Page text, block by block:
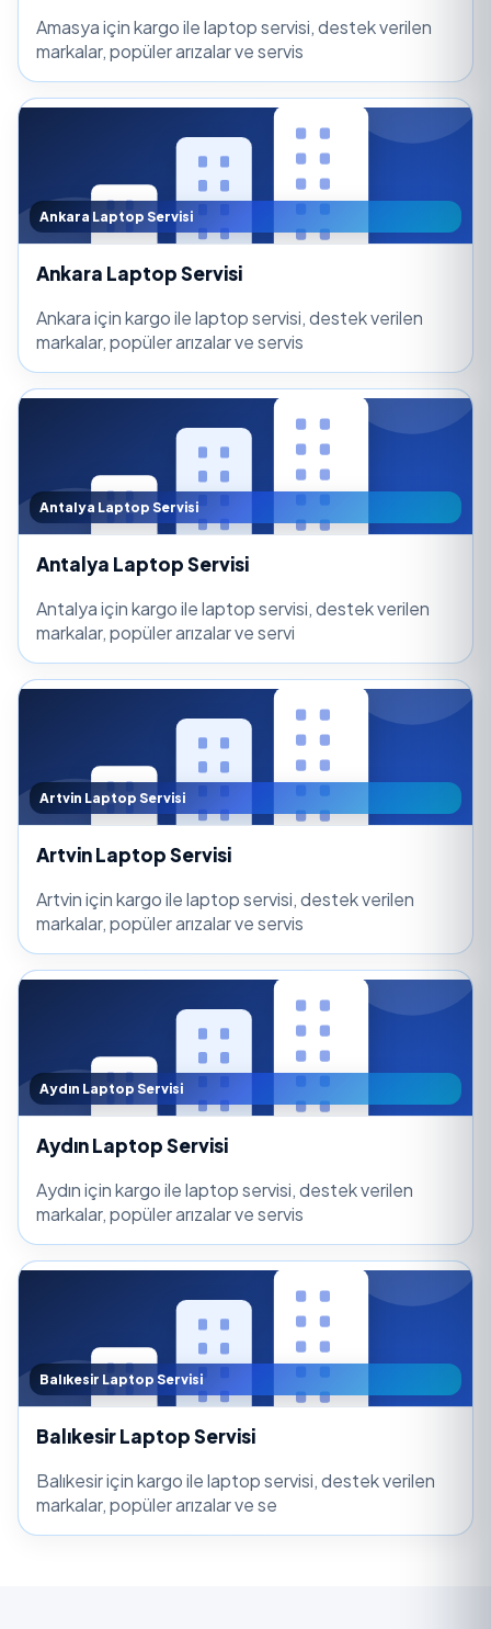
Amasya için kargo ile laptop servisi, destek verilen
markalar, popüler arızalar ve servis
Ankara Laptop Servisi
Ankara Laptop Servisi
Ankara için kargo ile laptop servisi, destek verilen
markalar, popüler arızalar ve servis
Antalya Laptop Servisi
Antalya Laptop Servisi
Antalya için kargo ile laptop servisi, destek verilen
markalar, popüler arızalar ve servi
Artvin Laptop Servisi
Artvin Laptop Servisi
Artvin için kargo ile laptop servisi, destek verilen
markalar, popüler arızalar ve servis
Aydın Laptop Servisi
Aydın Laptop Servisi
Aydın için kargo ile laptop servisi, destek verilen
markalar, popüler arızalar ve servis
Balıkesir Laptop Servisi
Balıkesir Laptop Servisi
Balıkesir için kargo ile laptop servisi, destek verilen
markalar, popüler arızalar ve se